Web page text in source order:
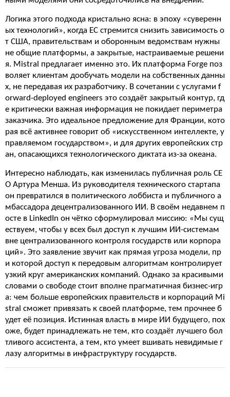
Логика этого подхода кристально ясна: в эпоху «суверенн
ых технологий», когда ЕС стремится снизить зависимость о
т США, правительствам и оборонным ведомствам нужны
не общие платформы, а закрытые, настраиваемые решени
я. Mistral предлагает именно это. Их платформа Forge поз
воляет клиентам дообучать модели на собственных данны
х, не передавая их разработчику. В сочетании с услугами f
orward-deployed engineers это создаёт закрытый контур, гд
е критически важная информация не покидает периметра
заказчика. Это идеальное предложение для Франции, кото
рая всё активнее говорит об «искусственном интеллекте, у
правляемом государством», и для других европейских стр
ан, опасающихся технологического диктата из-за океана.
Интересно наблюдать, как изменилась публичная роль CE
O Артура Менша. Из руководителя технического стартапа
он превратился в политического лоббиста и публичного а
мбассадора децентрализованного ИИ. В своём недавнем п
осте в LinkedIn он чётко сформулировал миссию: «Мы сущ
ествуем, чтобы у всех был доступ к лучшим ИИ-системам
вне централизованного контроля государств или корпора
ций». Это заявление звучит как прямая угроза модели, пр
и которой доступ к передовым алгоритмам контролирует
узкий круг американских компаний. Однако за красивыми
словами о свободе стоит вполне прагматичная бизнес-игр
а: чем больше европейских правительств и корпораций Mi
stral сможет привязать к своей платформе, тем прочнее б
удет её позиция. Истинная власть в мире ИИ будущего, пох
оже, будет принадлежать не тем, кто создаёт лучшего бол
тливого ассистента, а тем, кто умеет вшивать невидимые г
лазу алгоритмы в инфраструктуру государств.